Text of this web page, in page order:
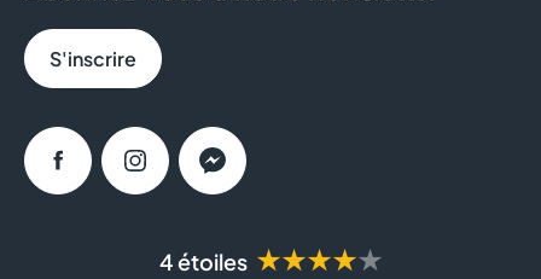
HISTOIRE D'OR
JD SPORTS
JULES
4 étoiles ★★★★★
S'inscrire
FacebookInstagramMessenger